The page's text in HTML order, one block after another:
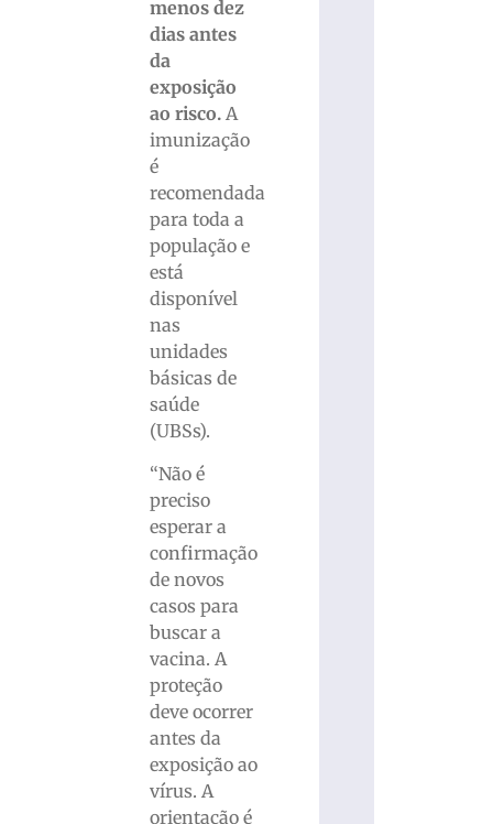
menos dez
dias antes
da
exposição
ao risco. A
imunização
é
recomendada
para toda a
população e
está
disponível
nas
unidades
básicas de
saúde
(UBSs).
“Não é
preciso
esperar a
confirmação
de novos
casos para
buscar a
vacina. A
proteção
deve ocorrer
antes da
exposição ao
vírus. A
orientação é